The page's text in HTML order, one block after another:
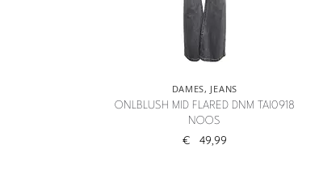
DAMES, JEANS
ONLBLUSH MID FLARED DNM TAI0918
NOOS
€ 49,99